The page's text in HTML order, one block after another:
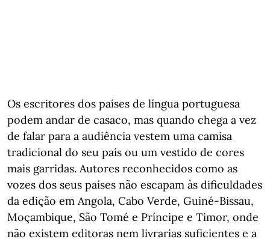
Os escritores dos países de língua portuguesa
podem andar de casaco, mas quando chega a vez
de falar para a audiência vestem uma camisa
tradicional do seu país ou um vestido de cores
mais garridas. Autores reconhecidos como as
vozes dos seus países não escapam às dificuldades
da edição em Angola, Cabo Verde, Guiné-Bissau,
Moçambique, São Tomé e Príncipe e Timor, onde
não existem editoras nem livrarias suficientes e a